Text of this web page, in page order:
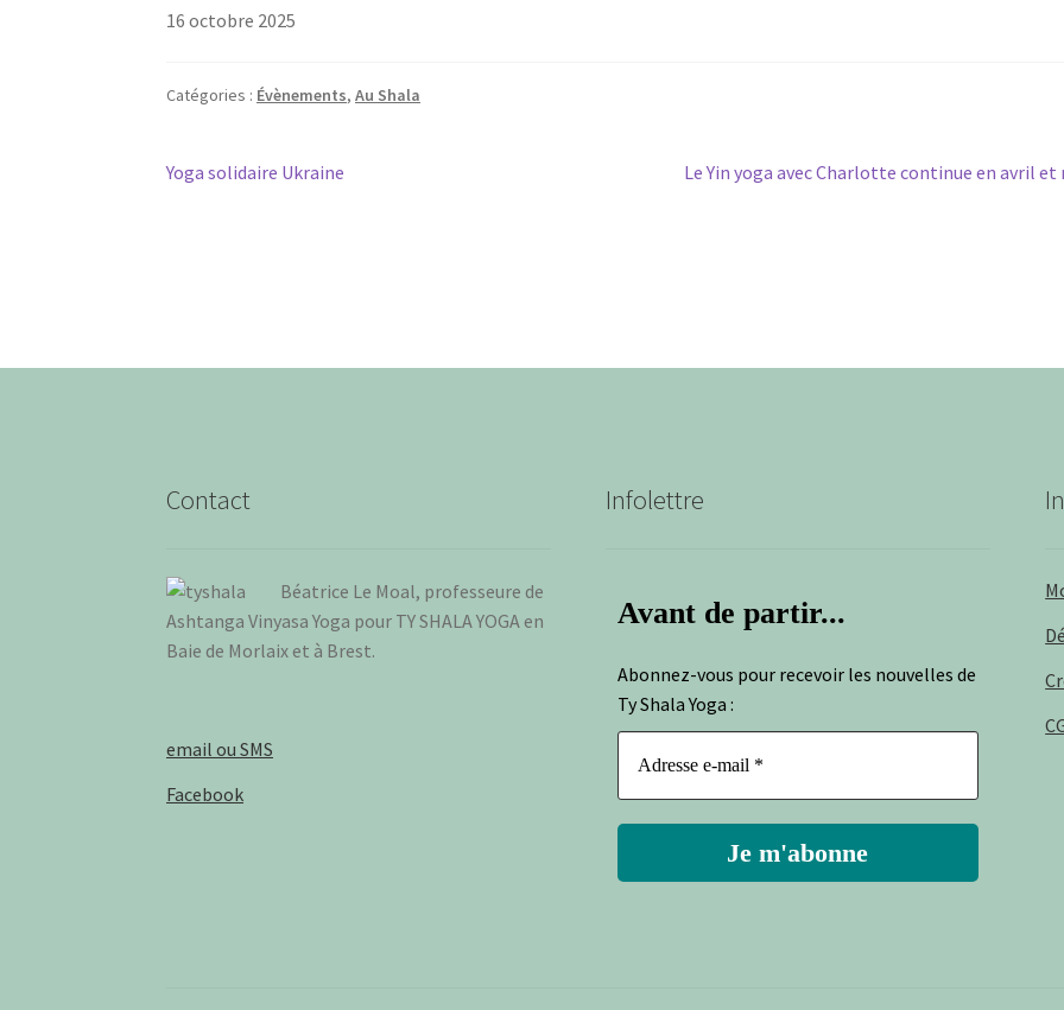
16 octobre 2025
Catégories : Évènements,Au Shala
Navigation
Article
Yoga solidaire Ukraine
Article
Le Yin yoga avec Charlotte continue en avril et
Contact
Béa­trice Le Moal, pro­fes­seure de
Ash­tan­ga Vinya­sa Yoga pour TY SHALA YOGA en
Baie de Mor­laix et à Brest.
email ou SMS
Facebook
Infolettre
Avant de partir...
Abonnez-vous pour recevoir les nouvelles de
Ty Shala Yoga :